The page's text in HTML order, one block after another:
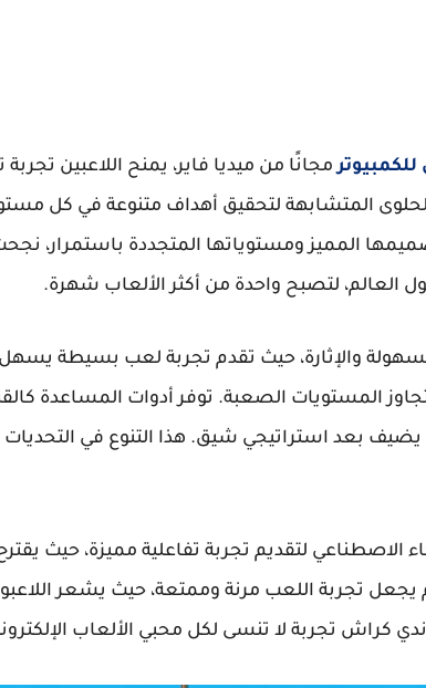
مجانًا من ميديا فاير، يمنح اللاعبين
المتشابهة لتحقيق أهداف متنوعة في كل
العالم، لتصبح واحدة من أكثر الألعاب شهرة.
السهولة والإثارة، حيث تقدم تجربة لعب بسيطة
المستويات الصعبة. توفر أدوات المساعدة
يضيف بعد استراتيجي شيق. هذا التنوع في
الاصطناعي لتقديم تجربة تفاعلية مميزة، حيث
تجربة اللعب مرنة وممتعة، حيث يشعر
كراش تجربة لا تنسى لكل محبي الألعاب